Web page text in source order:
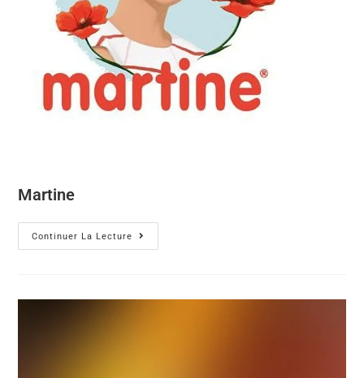
Martine
Continuer La Lecture